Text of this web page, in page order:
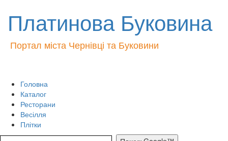
Платинова Буковина
Портал міста Чернівці та Буковини
Головна
Каталог
Ресторани
Весілля
Плітки